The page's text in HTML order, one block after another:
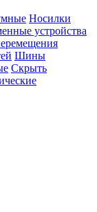
Носилки
устройства
Шины
Скрыть